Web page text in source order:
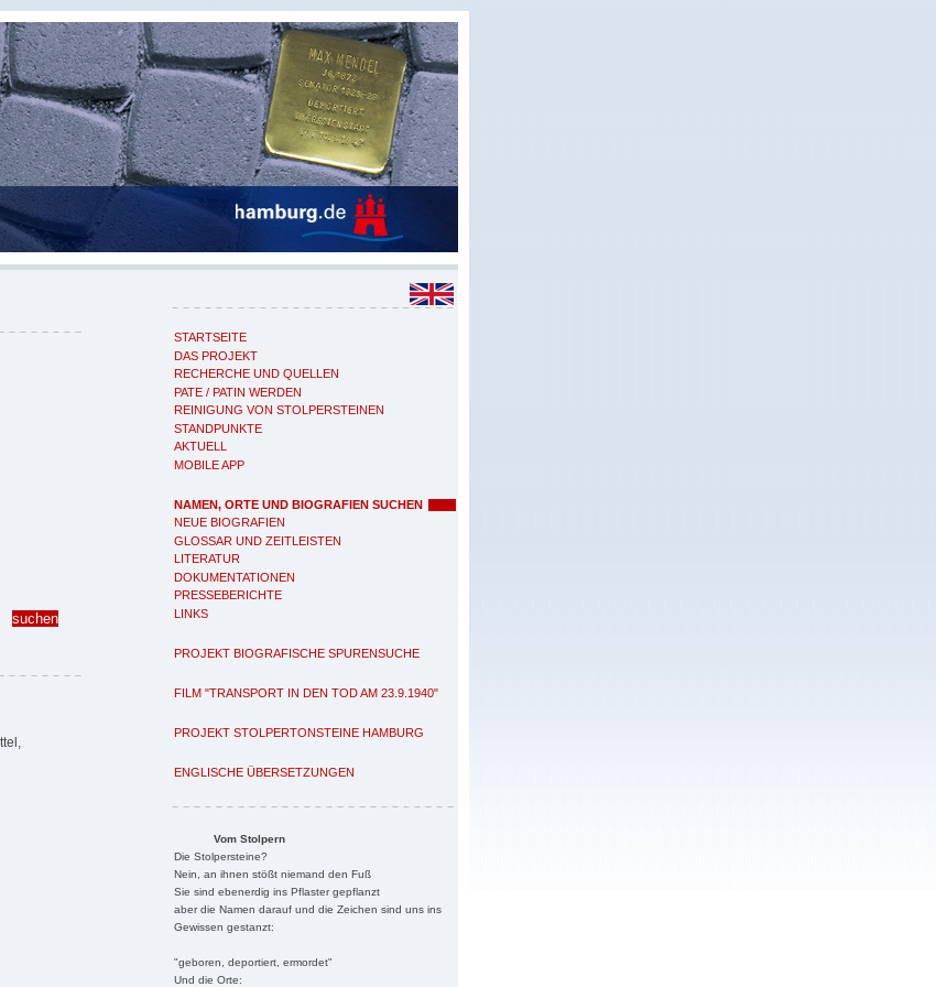
STARTSEITE
DAS PROJEKT
RECHERCHE UND QUELLEN
PATE / PATIN WERDEN
REINIGUNG VON STOLPERSTEINEN
STANDPUNKTE
AKTUELL
MOBILE APP
NAMEN, ORTE UND BIOGRAFIEN SUCHEN
NEUE BIOGRAFIEN
GLOSSAR UND ZEITLEISTEN
LITERATUR
DOKUMENTATIONEN
PRESSEBERICHTE
LINKS
PROJEKT BIOGRAFISCHE SPURENSUCHE
FILM "TRANSPORT IN DEN TOD AM 23.9.1940"
PROJEKT STOLPERTONSTEINE HAMBURG
ENGLISCHE ÜBERSETZUNGEN
Vom Stolpern
Die Stolpersteine?
Nein, an ihnen stößt niemand den Fuß
Sie sind ebenerdig ins Pflaster gepflanzt
aber die Namen darauf und die Zeichen sind uns ins
Gewissen gestanzt:
"geboren, deportiert, ermordet"
Und die Orte: